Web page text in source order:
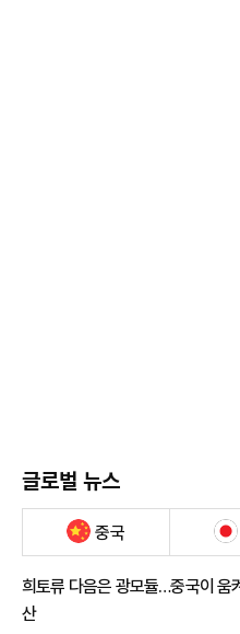
글로벌 뉴스
중국
희토류 다음은 광모듈…중국이 움
산